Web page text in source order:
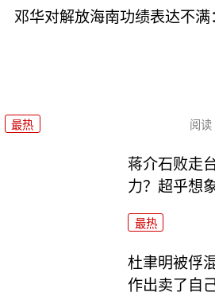
邓华对解放海南功绩表达不
最热 阅读
蒋介石败走
力？超乎想
最热
杜聿明被俘
作出卖了自